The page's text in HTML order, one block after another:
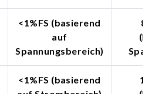
<1%FS (basierend
auf
Spannungsbereich)
<1%FS (basierend